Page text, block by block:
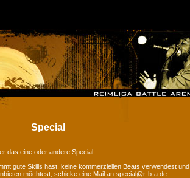
Special
das eine oder andere Special.
gute Skills hast, keine kommerziellen Beats verwendest und
möchtest, schicke eine Mail an special@r-b-a.de